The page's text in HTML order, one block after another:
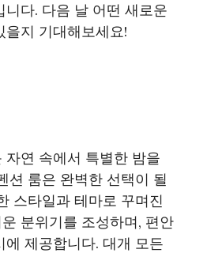
니다. 다음 날 어떤 새로운
을지 기대해보세요!
자연 속에서 특별한 밤을
션 룸은 완벽한 선택이 될
스타일과 테마로 꾸며진
분위기를 조성하며, 편안
에 제공합니다. 대개 모든